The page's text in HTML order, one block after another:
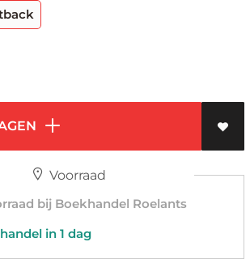
Voorraad
bij Boekhandel Roelants
in 1 dag